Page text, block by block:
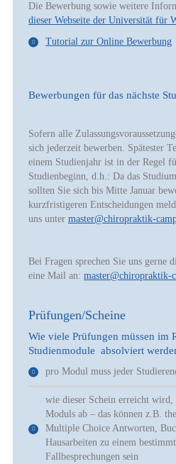
Die Bewerbung sowie weitere
dieser Webseite der Universität für
Tutorial zur Online Bewerbung
Bewerbungen für das nächste
Sofern alle
sich jederzeit bewerben. Spätester
einem Studienjahr ist in der Regel
Studienbeginn, d.h.: Da das
sollten Sie sich bis Mitte Januar
kurzfristigeren Entscheidungen
uns unter master@chiropraktik-
Bei Fragen sprechen Sie uns gerne
eine Mail an: master@chiropraktik-
Prüfungen/Scheine
Wie viele Prüfungen müssen im
Studienmodule absolviert
pro Modul muss jeder
wie dieser Schein erreicht
Moduls ab – das können z.B.
Multiple Choice Antworten,
Hausarbeiten zu einem
Fallbesprechungen sein